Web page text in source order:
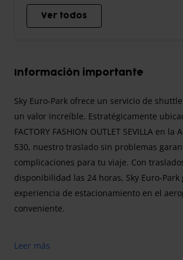
Ver todos
Información importante
Sky Euro-Park ofrece un servicio de
un valor increíble. Estratégicamente
FACTORY FASHION OUTLET SEVILLA en la
530, nuestro traslado sin problemas
complicaciones para tu viaje. Con
disponibilidad las 24 horas, Sky Euro-
experiencia de estacionamiento en el
conveniente.
Leer más